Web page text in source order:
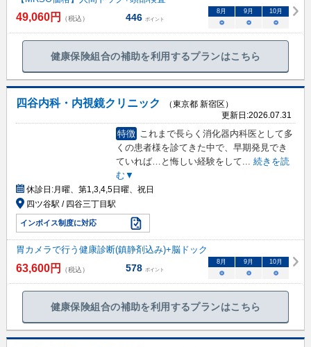
49,060円 （税込） 446 ポイント
8 月 9 月 10月
○ ○ ○
健康保険組合の補助を利用するプランはこちら
四谷内科・内視鏡クリニック
（東京都 新宿区）
更新日:2026.07.31
特徴 これまで長らく消化器内科医として多
くの患者様を診てきた中で、早期発見でき
ていれば…と悔しい経験をして... 続きを読
む▼
休診日:月曜、第1,3,4,5日曜、祝日
四ツ谷駅 / 四谷三丁目駅
インボイス制度に対応
胃カメラで行う健康診断(鎮静剤込み)+脳ドック
63,600円 （税込） 578 ポイント
8月 9月 10月
○ ○ ○
健康保険組合の補助を利用するプランはこちら